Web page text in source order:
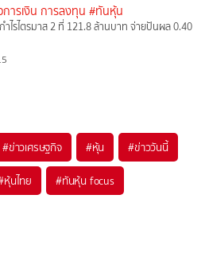
การเงิน การลงทุน #ทันหุ้น
ำไรไตรมาส 2 ที่ 121.8 ล้านบาท จ่ายปันผล 0.40
#ข่าวเศรษฐกิจ #หุ้น #ข่าววันนี้
หุ้นไทย #ทันหุ้น focus